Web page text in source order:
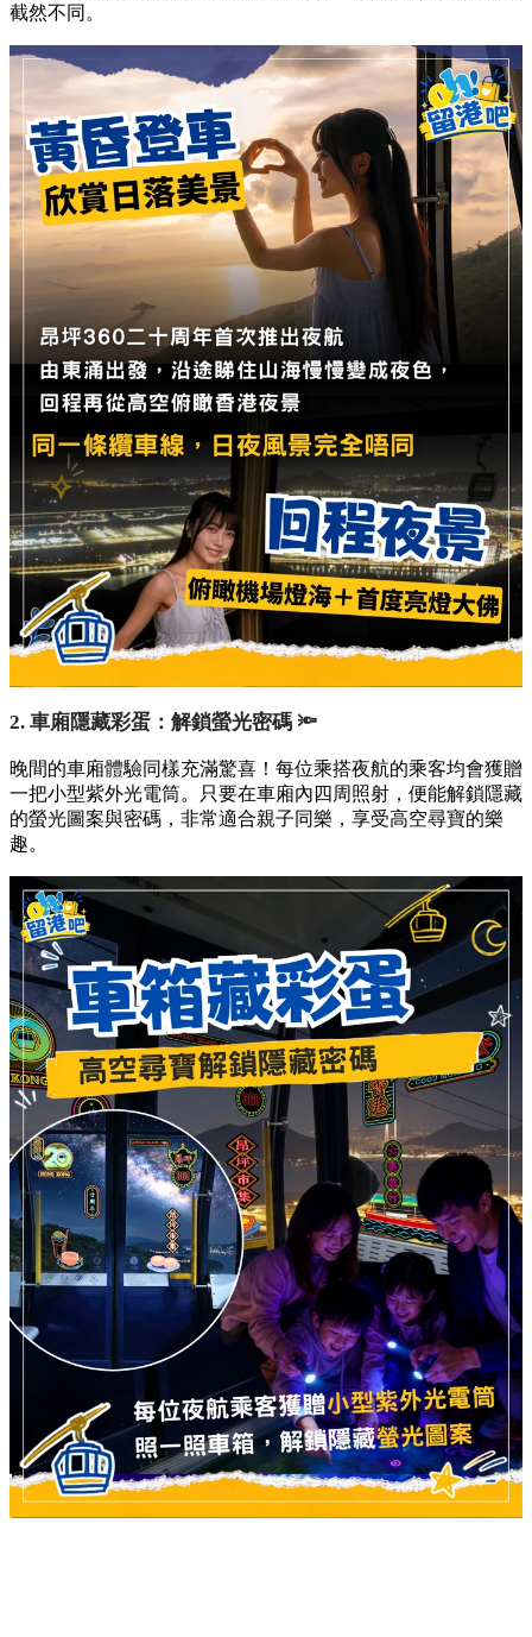
截然不同。
2. 車廂隱藏彩蛋：解鎖螢光密碼 🔦
晚間的車廂體驗同樣充滿驚喜！每位乘搭夜航的乘客均會獲贈
一把小型紫外光電筒。只要在車廂內四周照射，便能解鎖隱藏
的螢光圖案與密碼，非常適合親子同樂，享受高空尋寶的樂
趣。